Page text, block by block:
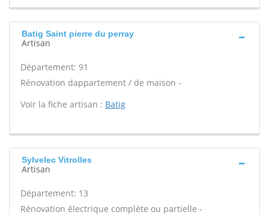
Batig Saint pierre du perray
Artisan
Département: 91
Rénovation dappartement / de maison -
Voir la fiche artisan : Batig
Sylvelec Vitrolles
Artisan
Département: 13
Rénovation électrique complète ou partielle -